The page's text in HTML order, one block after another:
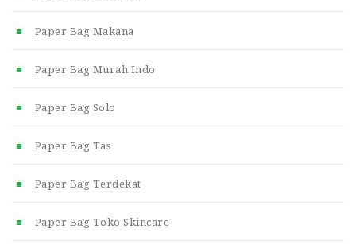
Paper Bag Makana
Paper Bag Murah Indo
Paper Bag Solo
Paper Bag Tas
Paper Bag Terdekat
Paper Bag Toko Skincare